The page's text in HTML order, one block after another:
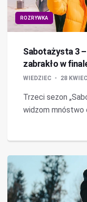
ROZRYWKA
Sabotażysta 3
zabrakło w
WIEDZIEC 28
Trzeci sezon
widzom mnóstwo